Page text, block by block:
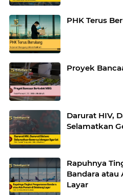
PHK Terus
Proyek
Darurat HIV,
Selamatkan
Rapuhnya
Bandara atau
Layar